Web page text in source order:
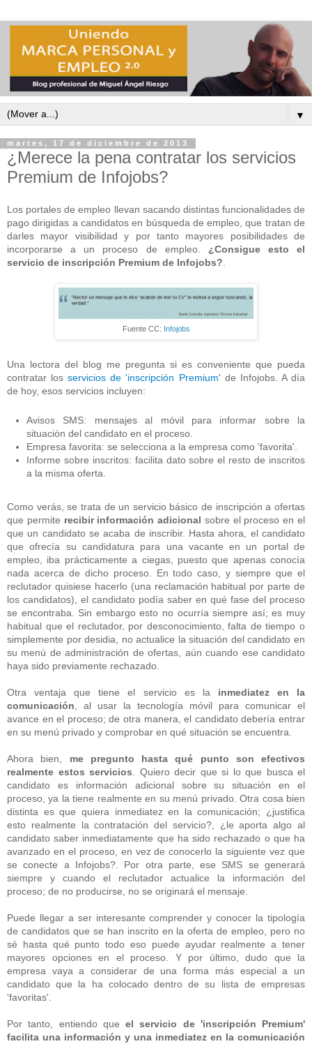
▼
martes, 17 de diciembre de 2013
¿Merece la pena contratar los servicios
Premium de Infojobs?
Los portales de empleo llevan sacando distintas funcionalidades de
pago dirigidas a candidatos en búsqueda de empleo, que tratan de
darles mayor visibilidad y por tanto mayores posibilidades de
incorporarse a un proceso de empleo. ¿Consigue esto el
servicio de inscripción Premium de Infojobs?.
Fuente CC: Infojobs
Una lectora del blog me pregunta si es conveniente que pueda
contratar losservicios de 'inscripción Premium' de Infojobs. A día
de hoy, esos servicios incluyen:
Avisos SMS: mensajes al móvil para informar sobre la
situación del candidato en el proceso.
Empresa favorita: se selecciona a la empresa como 'favorita'.
Informe sobre inscritos: facilita dato sobre el resto de inscritos
a la misma oferta.
Como verás, se trata de un servicio básico de inscripción a ofertas
que permite recibir información adicional sobre el proceso en el
que un candidato se acaba de inscribir. Hasta ahora, el candidato
que ofrecía su candidatura para una vacante en un portal de
empleo, iba prácticamente a ciegas, puesto que apenas conocía
nada acerca de dicho proceso. En todo caso, y siempre que el
reclutador quisiese hacerlo (una reclamación habitual por parte de
los candidatos), el candidato podía saber en qué fase del proceso
se encontraba. Sin embargo esto no ocurría siempre así; es muy
habitual que el reclutador, por desconocimiento, falta de tiempo o
simplemente por desidia, no actualice la situación del candidato en
su menú de administración de ofertas, aún cuando ese candidato
haya sido previamente rechazado.
Otra ventaja que tiene el servicio es la inmediatez en la
comunicación, al usar la tecnología móvil para comunicar el
avance en el proceso; de otra manera, el candidato debería entrar
en su menú privado y comprobar en qué situación se encuentra.
Ahora bien, me pregunto hasta qué punto son efectivos
realmente estos servicios. Quiero decir que si lo que busca el
candidato es información adicional sobre su situación en el
proceso, ya la tiene realmente en su menú privado. Otra cosa bien
distinta es que quiera inmediatez en la comunicación; ¿justifica
esto realmente la contratación del servicio?, ¿le aporta algo al
candidato saber inmediatamente que ha sido rechazado o que ha
avanzado en el proceso, en vez de conocerlo la siguiente vez que
se conecte a Infojobs?. Por otra parte, ese SMS se generará
siempre y cuando el reclutador actualice la información del
proceso; de no producirse, no se originará el mensaje.
Puede llegar a ser interesante comprender y conocer la tipología
de candidatos que se han inscrito en la oferta de empleo, pero no
sé hasta qué punto todo eso puede ayudar realmente a tener
mayores opciones en el proceso. Y por último, dudo que la
empresa vaya a considerar de una forma más especial a un
candidato que la ha colocado dentro de su lista de empresas
'favoritas'.
Por tanto, entiendo que el servicio de 'inscripción Premium'
facilita una información y una inmediatez en la comunicación